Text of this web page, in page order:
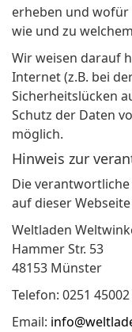
erheben und wofür
wie und zu
Wir weisen darauf
Internet (z.B. bei
Sicherheitslücken
Schutz der Daten
möglich.
Hinweis zur
Die
auf dieser
Weltladen
Hammer Str. 53
48153 Münster
Telefon: 0251 45002
Email: